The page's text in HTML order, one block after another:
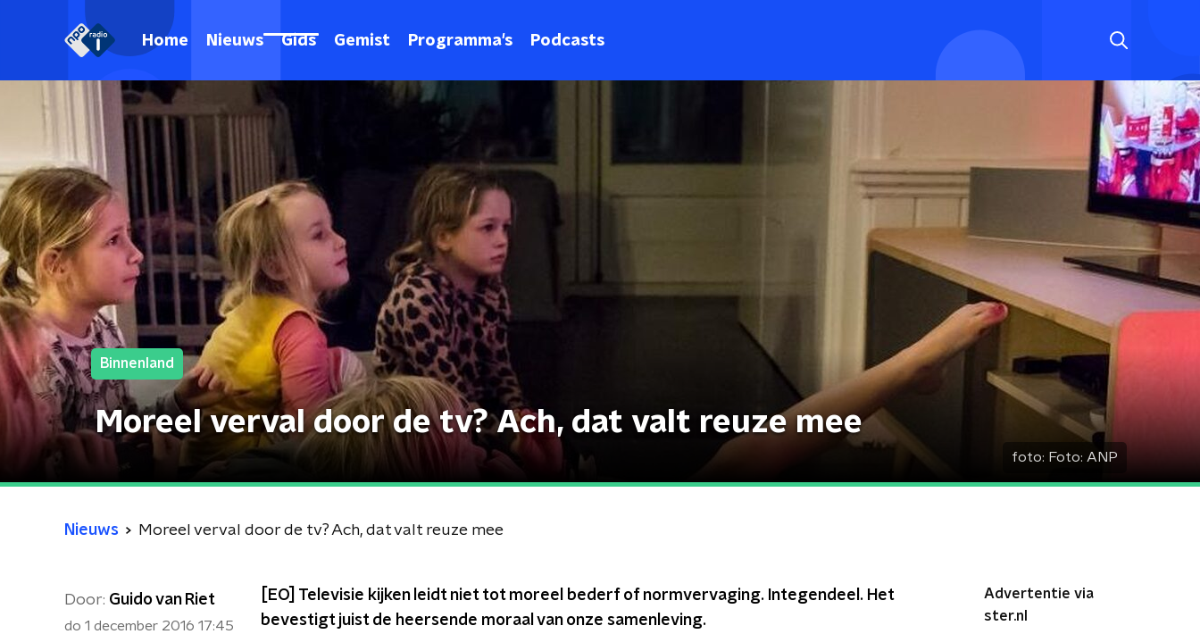
Home Nieuws Gids Gemist Programma's Podcasts
Binnenland
Moreel verval door de tv? Ach, dat valt reuze mee
foto: Foto: ANP
Nieuws Moreel verval door de tv? Ach, dat valt reuze mee
Door: Guido van Riet
do 1 december 2016 17:45
[EO] Televisie kijken leidt niet tot moreel bederf of normvervaging. Integendeel. Het
bevestigt juist de heersende moraal van onze samenleving.
Advertentie via
ster.nl